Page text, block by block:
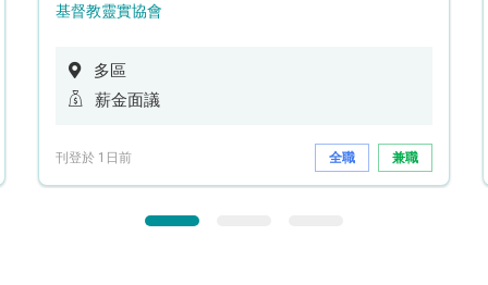
基督教靈實協會
多區
薪金面議
刊登於 1日前 全職 兼職